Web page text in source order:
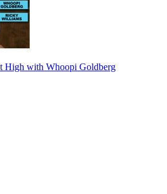
High with Whoopi Goldberg